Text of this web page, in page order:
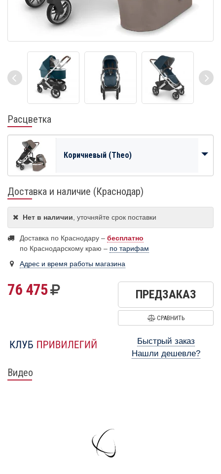
Расцветка
Коричневый (Theo)
Доставка и наличие (Краснодар)
Нет в наличии , уточняйте срок поставки
Доставка по Краснодару – бесплатно
по Краснодарскому краю – по тарифам
Адрес и время работы магазина
76 475 ПРЕДЗАКАЗ
СРАВНИТЬ
Быстрый заказ
Нашли дешевле?
Видео